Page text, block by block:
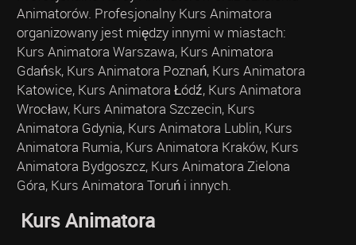
Animatorów. Profesjonalny Kurs Animatora
organizowany jest między innymi w miastach:
Kurs Animatora Warszawa, Kurs Animatora
Gdańsk, Kurs Animatora Poznań, Kurs Animatora
Katowice, Kurs Animatora Łódź, Kurs Animatora
Wrocław, Kurs Animatora Szczecin, Kurs
Animatora Gdynia, Kurs Animatora Lublin, Kurs
Animatora Rumia, Kurs Animatora Kraków, Kurs
Animatora Bydgoszcz, Kurs Animatora Zielona
Góra, Kurs Animatora Toruń i innych.
Kurs Animatora